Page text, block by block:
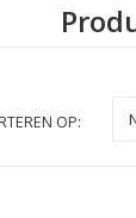
OP: